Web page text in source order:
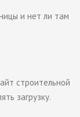
и нет ли там
строительной
загрузку.